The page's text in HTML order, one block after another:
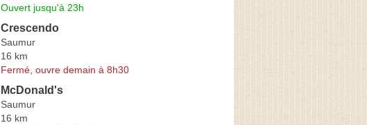
Ouvert jusqu'à 23h
Crescendo
Saumur
16 km
Fermé, ouvre demain à 8h30
McDonald's
Saumur
16 km